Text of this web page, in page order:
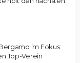
im Fokus:
Top-Verein